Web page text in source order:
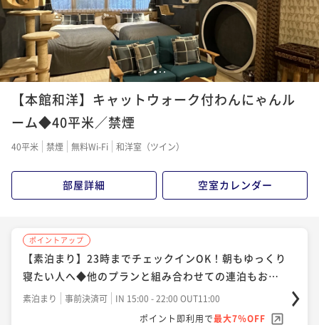
¥30,866~
¥ 28,705 ~
ポイントアップ
【Relux限定】【スタンダード１泊２食】貸し切り温泉
にペットスパ♪四季を感じる森のリゾートで愛犬と和
二食付き 現地決済可
¥51,106~
2名 ¥ 42,417 ~
ポイントアップ
【伊勢海老＆あわび＆牛フィレの豪華海鮮手ぶらBB
Q】わんちゃんとお庭で！美味しく楽しい映え空間◆1
泊2食
二食付き 現地決済可 事前決済可
IN 15:00 - 20:00 OUT11:00
ポイント即利用で最大7％OFF
123
【本館和洋】キャットウォーク付わんにゃんル
ーム◆40平米／禁煙
40平米 禁煙 無料Wi-Fi 和洋室（ツイン）
部屋詳細 空室カレンダー
ポイントアップ
【素泊まり】23時までチェックインOK！朝もゆっくり
寝たい人へ◆他のプランと組み合わせての連泊もおす
すめ
素泊まり 事前決済可
IN 15:00 - 22:00 OUT11:00
ポイント即利用で最大7％OFF